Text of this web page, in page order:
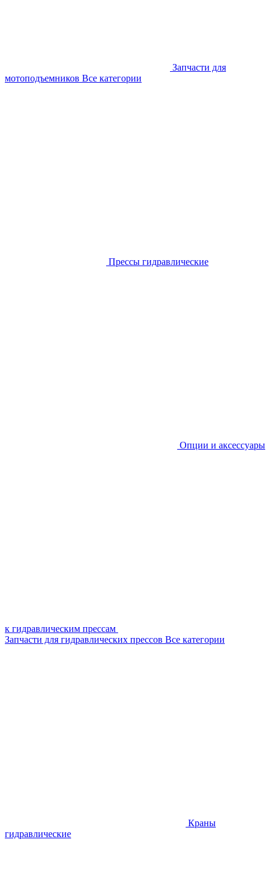
Запчасти для
мотоподъемников Все категории
Прессы гидравлические
Опции и аксессуары
к гидравлическим прессам
Запчасти для гидравлических прессов Все категории
Краны
гидравлические